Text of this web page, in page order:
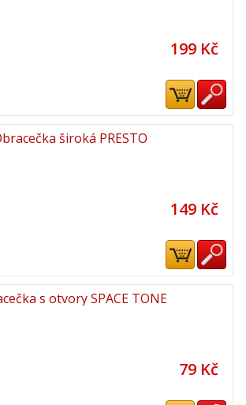
199 Kč
široká PRESTO
149 Kč
s otvory SPACE TONE
79 Kč